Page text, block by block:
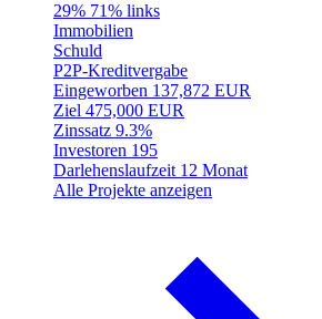
29% 71% links
Immobilien
Schuld
P2P-Kreditvergabe
Eingeworben 137,872 EUR
Ziel 475,000 EUR
Zinssatz 9.3%
Investoren 195
Darlehenslaufzeit 12 Monat
Alle Projekte anzeigen